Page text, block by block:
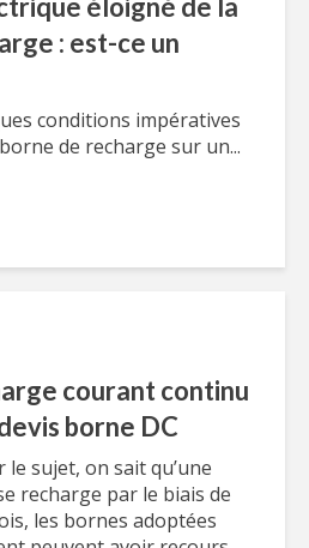
éloigné de la
: est-ce un
conditions impératives
de recharge sur un...
courant continu
borne DC
le sujet, on sait qu’une
recharge par le biais de
les bornes adoptées